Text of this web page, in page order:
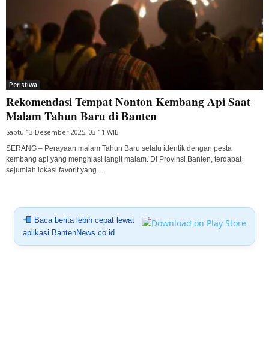
Peristiwa
Rekomendasi Tempat Nonton Kembang Api Saat
Malam Tahun Baru di Banten
Sabtu 13 Desember 2025, 03:11 WIB
SERANG – Perayaan malam Tahun Baru selalu identik dengan pesta
kembang api yang menghiasi langit malam. Di Provinsi Banten, terdapat
sejumlah lokasi favorit yang...
Baca berita lebih cepat lewat
aplikasi BantenNews.co.id